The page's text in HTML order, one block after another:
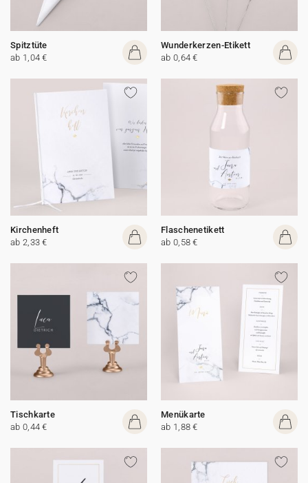
Spitztüte
ab 1,04 €
Wunderkerzen-Etikett
ab 0,64 €
Kirchenheft
ab 2,33 €
Flaschenetikett
ab 0,58 €
Tischkarte
ab 0,44 €
Menükarte
ab 1,88 €